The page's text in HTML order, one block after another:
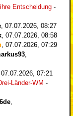
Entscheidung -
07.07.2026, 08:27
07.07.2026, 08:58
07.07.2026, 07:29
07.07.2026, 07:21
Länder-WM -